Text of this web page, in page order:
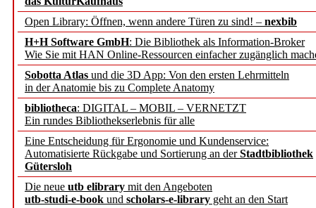
Open Library: Öffnen, wenn andere Türen zu sind! – nexbib
H+H Software GmbH: Die Bibliothek als Information-Broker
Wie Sie mit HAN Online-Ressourcen einfacher zugänglich
Sobotta Atlas und die 3D App: Von den ersten Lehrmitteln
in der Anatomie bis zu Complete Anatomy
bibliotheca: DIGITAL – MOBIL – VERNETZT
Ein rundes Bibliothekserlebnis für alle
Eine Entscheidung für Ergonomie und Kundenservice:
Automatisierte Rückgabe und Sortierung an derStadtbibliothek
Gütersloh
Die neue utb elibrary mit den Angeboten
utb-studi-e-book und scholars-e-library geht an den Start
Mohr Siebeck
und die Zeitschrift für
Francke Attempto
EBSCO Information
Recherchefunktionen in
Sorbisches Institut neu
Geschichte und